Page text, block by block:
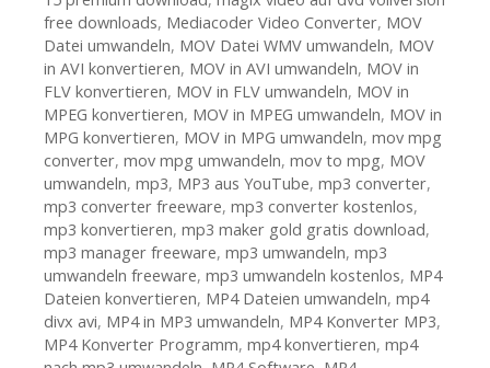
free downloads, Mediacoder Video Converter, MOV
Datei umwandeln, MOV Datei WMV umwandeln, MOV
in AVI konvertieren, MOV in AVI umwandeln, MOV in
FLV konvertieren, MOV in FLV umwandeln, MOV in
MPEG konvertieren, MOV in MPEG umwandeln, MOV in
MPG konvertieren, MOV in MPG umwandeln, mov mpg
converter, mov mpg umwandeln, mov to mpg, MOV
umwandeln, mp3, MP3 aus YouTube, mp3 converter,
mp3 converter freeware, mp3 converter kostenlos,
mp3 konvertieren, mp3 maker gold gratis download,
mp3 manager freeware, mp3 umwandeln, mp3
umwandeln freeware, mp3 umwandeln kostenlos, MP4
Dateien konvertieren, MP4 Dateien umwandeln, mp4
divx avi, MP4 in MP3 umwandeln, MP4 Konverter MP3,
MP4 Konverter Programm, mp4 konvertieren, mp4